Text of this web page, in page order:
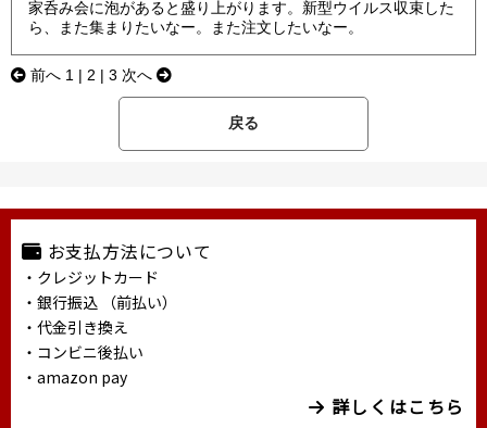
家呑み会に泡があると盛り上がります。新型ウイルス収束した
ら、また集まりたいなー。また注文したいなー。
前へ 1 | 2 | 3 次へ
戻る
お支払方法について
・クレジットカード
・銀行振込 （前払い）
・代金引き換え
・コンビニ後払い
・amazon pay
詳しくはこちら